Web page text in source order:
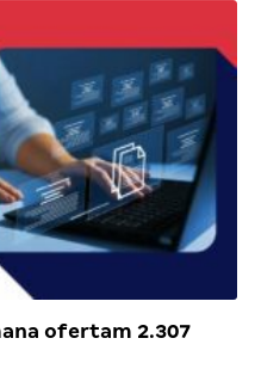
ofertam 2.307